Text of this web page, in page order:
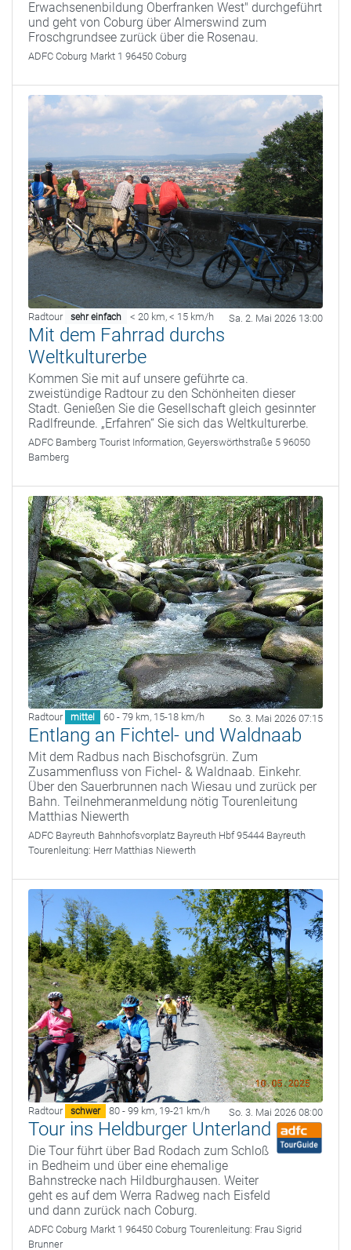
Erwachsenenbildung Oberfranken West" durchgeführt
und geht von Coburg über Almerswind zum
Froschgrundsee zurück über die Rosenau.
ADFC Coburg Markt 1 96450 Coburg
Radtour sehr einfach < 20 km, < 15 km/h Sa. 2. Mai 2026 13:00
Mit dem Fahrrad durchs
Weltkulturerbe
Kommen Sie mit auf unsere geführte ca.
zweistündige Radtour zu den Schönheiten dieser
Stadt. Genießen Sie die Gesellschaft gleich gesinnter
Radlfreunde. „Erfahren“ Sie sich das Weltkulturerbe.
ADFC Bamberg Tourist Information, Geyerswörthstraße 5 96050
Bamberg
Radtour mittel 60 - 79 km, 15-18 km/h So. 3. Mai 2026 07:15
Entlang an Fichtel- und Waldnaab
Mit dem Radbus nach Bischofsgrün. Zum
Zusammenfluss von Fichel- & Waldnaab. Einkehr.
Über den Sauerbrunnen nach Wiesau und zurück per
Bahn. Teilnehmeranmeldung nötig Tourenleitung
Matthias Niewerth
ADFC Bayreuth Bahnhofsvorplatz Bayreuth Hbf 95444 Bayreuth
Tourenleitung: Herr Matthias Niewerth
Radtour schwer 80 - 99 km, 19-21 km/h So. 3. Mai 2026 08:00
Tour ins Heldburger Unterland
Die Tour führt über Bad Rodach zum Schloß
in Bedheim und über eine ehemalige
Bahnstrecke nach Hildburghausen. Weiter
geht es auf dem Werra Radweg nach Eisfeld
und dann zurück nach Coburg.
ADFC Coburg Markt 1 96450 Coburg Tourenleitung: Frau Sigrid
Brunner